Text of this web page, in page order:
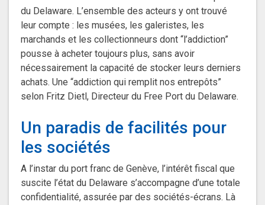
du Delaware. L’ensemble des acteurs y ont trouvé
leur compte : les musées, les galeristes, les
marchands et les collectionneurs dont “l’addiction”
pousse à acheter toujours plus, sans avoir
nécessairement la capacité de stocker leurs derniers
achats. Une “addiction qui remplit nos entrepôts”
selon Fritz Dietl, Directeur du Free Port du Delaware.
Un paradis de facilités pour
les sociétés
A l’instar du port franc de Genève, l’intérêt fiscal que
suscite l’état du Delaware s’accompagne d’une totale
confidentialité, assurée par des sociétés-écrans. Là